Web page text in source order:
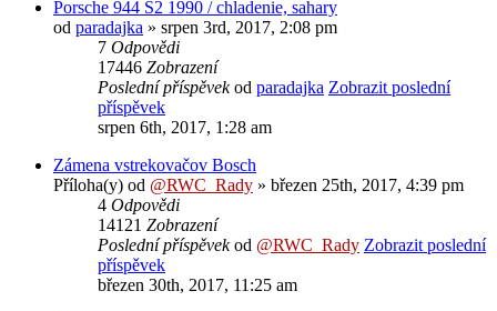
Porsche 944 S2 1990 / chladenie, sahary
od paradajka » srpen 3rd, 2017, 2:08 pm
7 Odpovědi
17446 Zobrazení
Poslední příspěvekod paradajka Zobrazit poslední
příspěvek
srpen 6th, 2017, 1:28 am
Zámena vstrekovačov Bosch
Příloha(y) od @RWC_Rady » březen 25th, 2017, 4:39 pm
4 Odpovědi
14121 Zobrazení
Poslední příspěvekod @RWC_Rady Zobrazit poslední
příspěvek
březen 30th, 2017, 11:25 am